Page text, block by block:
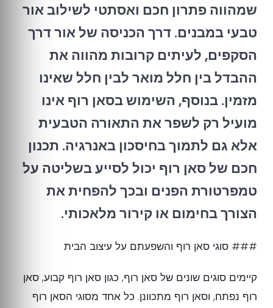
שמהווה פתרון חכם ואסתטי לשילוב אור
טבעי במבנים. דרך הכניסה של אור דרך
הסקפים, לעיתים קרובות מהווה את
ההבדל בין חלל מואר לבין חלל שאינו
מזמין. בנוסף, השימוש בסאן רוף אינו
מועיל רק לשפר את התאורה הטבעית
אלא גם לתמוך בחיסכון באנרגיה. תכנון
חכם של סאן רוף יכול לסייע בשליטה על
טמפרטורת הפנים ובכך להפחית את
הצורך בחימום או קירור מלאכותי.
### סוגי סאן רוף והשפעתם על עיצוב הבית
קיימים סוגים שונים של סאן רוף, כגון סאן רוף קבוע, סאן
רוף נפתח, וסאן רוף מתכוונן. כל אחד מסוגי הסאן רוף